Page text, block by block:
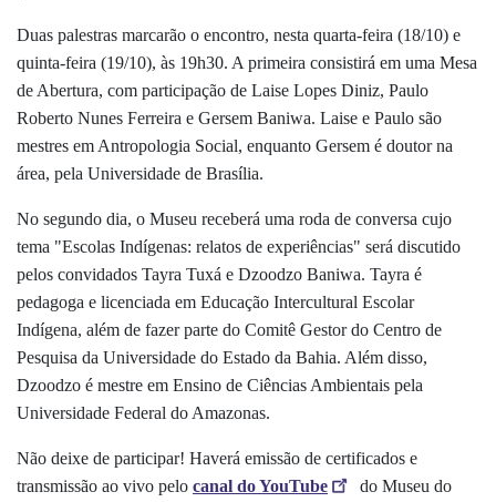
Duas palestras marcarão o encontro, nesta quarta-feira (18/10) e
quinta-feira (19/10), às 19h30. A primeira consistirá em uma Mesa
de Abertura, com participação de Laise Lopes Diniz, Paulo
Roberto Nunes Ferreira e Gersem Baniwa. Laise e Paulo são
mestres em Antropologia Social, enquanto Gersem é doutor na
área, pela Universidade de Brasília.
No segundo dia, o Museu receberá uma roda de conversa cujo
tema "Escolas Indígenas: relatos de experiências" será discutido
pelos convidados Tayra Tuxá e Dzoodzo Baniwa. Tayra é
pedagoga e licenciada em Educação Intercultural Escolar
Indígena, além de fazer parte do Comitê Gestor do Centro de
Pesquisa da Universidade do Estado da Bahia. Além disso,
Dzoodzo é mestre em Ensino de Ciências Ambientais pela
Universidade Federal do Amazonas.
Não deixe de participar! Haverá emissão de certificados e
transmissão ao vivo pelo canal do YouTube
do Museu do